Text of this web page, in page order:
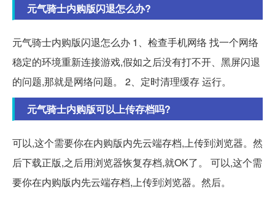
元气骑士内购版闪退怎么办?
元气骑士内购版闪退怎么办 1、检查手机网络 找一个网络
稳定的环境重新连接游戏,假如之后没有打不开、黑屏闪退
的问题,那就是网络问题。 2、定时清理缓存 运行。
元气骑士内购版可以上传存档吗?
可以,这个需要你在内购版内先云端存档,上传到浏览器。然
后下载正版,之后用浏览器恢复存档,就OK了。 可以,这个需
要你在内购版内先云端存档,上传到浏览器。然后。